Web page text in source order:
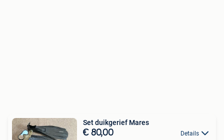
Set duikgerief Mares
€ 80,00 Details